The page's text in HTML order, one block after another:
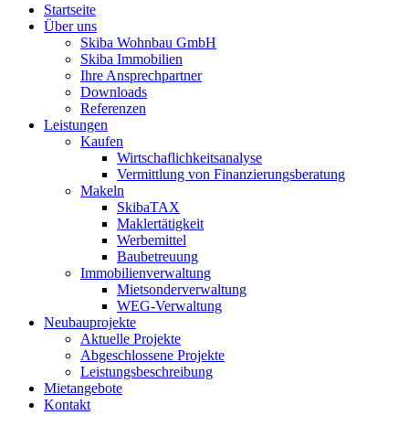
Startseite
Über uns
Skiba Wohnbau GmbH
Skiba Immobilien
Ihre Ansprechpartner
Downloads
Referenzen
Leistungen
Kaufen
Wirtschaflichkeitsanalyse
Vermittlung von Finanzierungsberatung
Makeln
SkibaTAX
Maklertätigkeit
Werbemittel
Baubetreuung
Immobilienverwaltung
Mietsonderverwaltung
WEG-Verwaltung
Neubauprojekte
Aktuelle Projekte
Abgeschlossene Projekte
Leistungsbeschreibung
Mietangebote
Kontakt